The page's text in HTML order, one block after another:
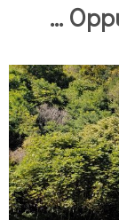
...